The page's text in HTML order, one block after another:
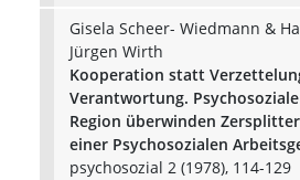
Gisela Scheer- Wiedmann &
Jürgen Wirth
Kooperation statt
Verantwortung.
Region überwinden
einer Psychosozialen
psychosozial 2 (1978), 114-129